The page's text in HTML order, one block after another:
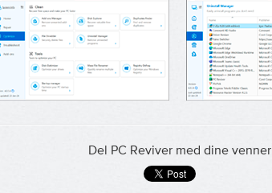
Del PC Reviver med dine venner